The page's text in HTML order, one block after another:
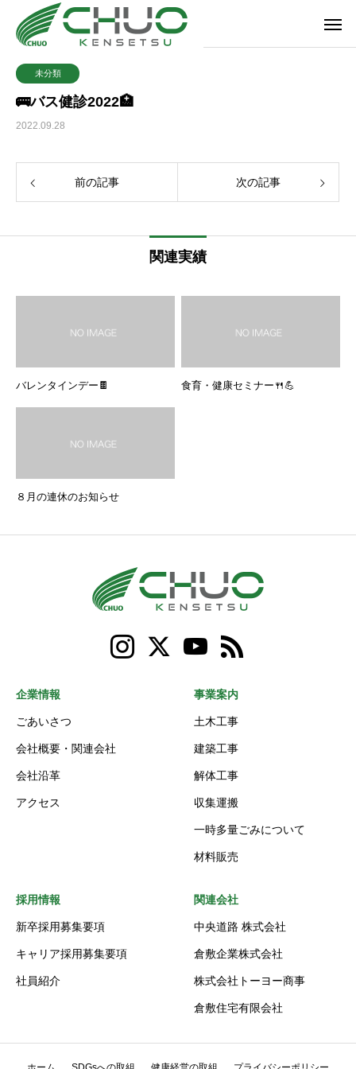
未分類
🚌バス健診2022🏥
2022.09.28
前の記事 次の記事
関連実績
バレンタインデー🍫 食育・健康セミナー🍴💪
８月の連休のお知らせ
企業情報
ごあいさつ
会社概要・関連会社
会社沿革
アクセス
事業案内
土木工事
建築工事
解体工事
収集運搬
一時多量ごみについて
材料販売
採用情報
新卒採用募集要項
キャリア採用募集要項
社員紹介
関連会社
中央道路 株式会社
倉敷企業株式会社
株式会社トーヨー商事
倉敷住宅有限会社